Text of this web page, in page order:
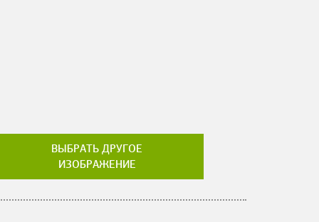
ВЫБРАТЬ ДРУГОЕ
ИЗОБРАЖЕНИЕ